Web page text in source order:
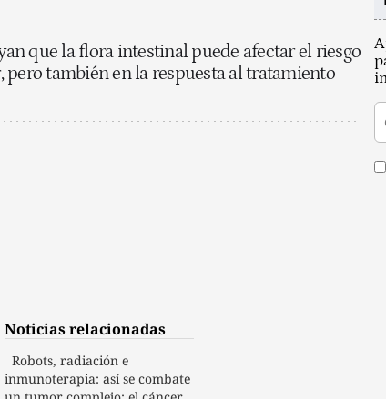
que la flora intestinal puede afectar el riesgo
también en la respuesta al tratamiento
Noticias relacionadas
Robots, radiación e
inmunoterapia: así se combate